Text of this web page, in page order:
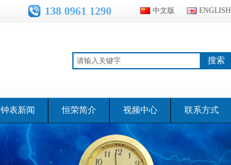
搜索
138 0961 1290 中文版 ENGLISH
钟表新闻 恒荣简介 视频中心 联系方式